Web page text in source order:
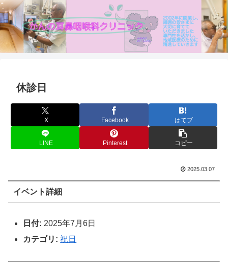
休診日
X Facebook はてブ
LINE Pinterest コピー
2025.03.07
イベント詳細
日付: 2025年7月6日
カテゴリ: 祝日